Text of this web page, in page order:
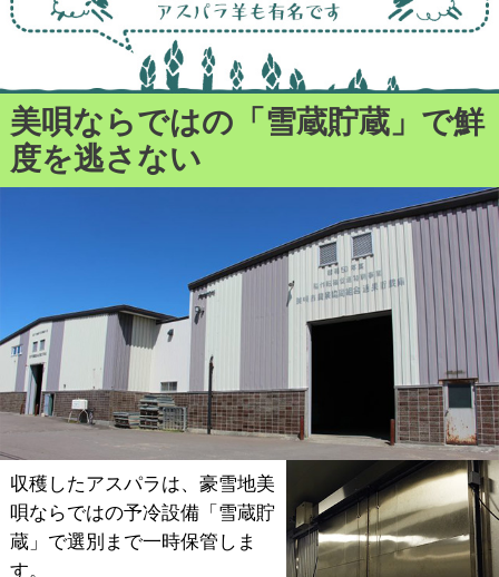
美唄ならではの「雪蔵貯蔵」で鮮
度を逃さない
収穫したアスパラは、豪雪地美
唄ならではの予冷設備「雪蔵貯
蔵」で選別まで一時保管しま
す。